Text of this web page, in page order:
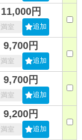
11,000円
満室 追加
9,700円
満室 追加
9,700円
満室 追加
9,200円
満室 追加